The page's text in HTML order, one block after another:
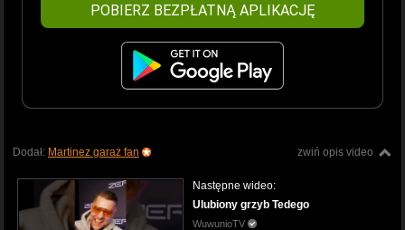
POBIERZ BEZPŁATNĄ APLIKACJĘ
zwiń opis video
Dodał: Martinez garaż fan
Następne wideo:
Ulubiony grzyb Tedego
WuwunioTV